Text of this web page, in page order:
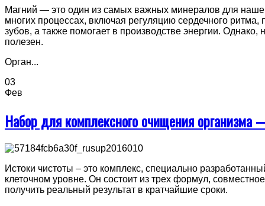
Магний — это один из самых важных минералов для
многих процессах, включая регуляцию сердечного ритма,
зубов, а также помогает в производстве энергии. Однако,
полезен.
Орган...
03
Фев
Набор для комплексного очищения
Истоки чистоты – это комплекс, специально
клеточном уровне. Он состоит из трех формул,
получить реальный результат в кратчайшие сроки.